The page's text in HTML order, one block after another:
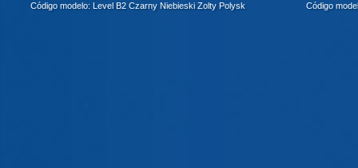
Código modelo: Level B2 Czarny Niebieski Zolty Polysk
Código